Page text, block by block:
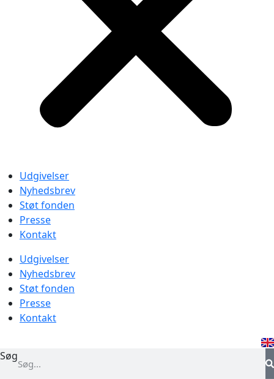
Udgivelser
Nyhedsbrev
Støt fonden
Presse
Kontakt
Udgivelser
Nyhedsbrev
Støt fonden
Presse
Kontakt
Søg